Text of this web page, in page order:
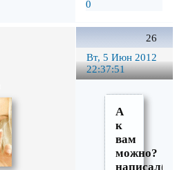
0
26
Вт, 5 Июн 2012
22:37:51
А
к
вам
можно?